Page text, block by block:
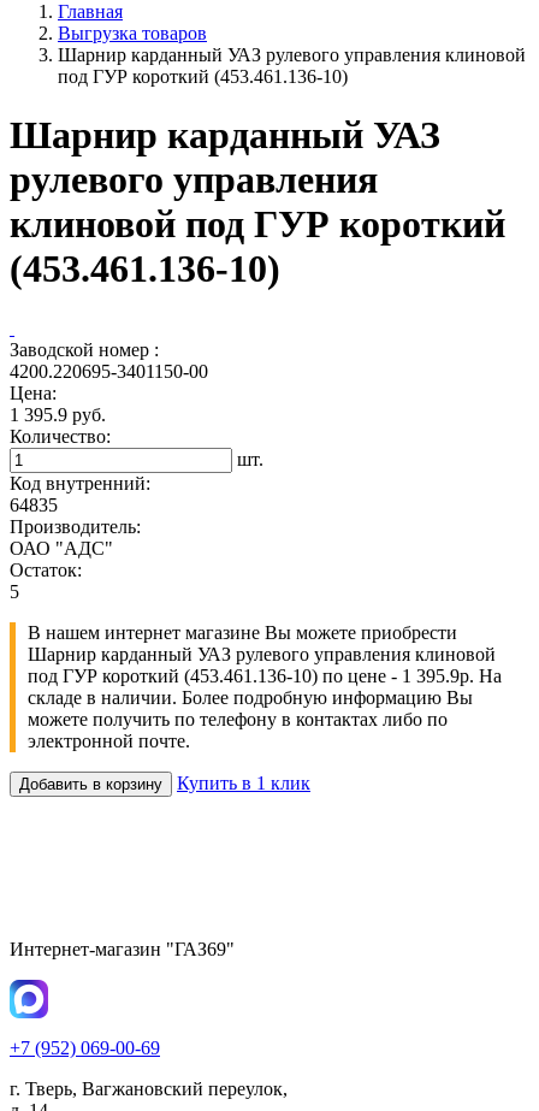
Главная
Выгрузка товаров
Шарнир карданный УАЗ рулевого управления клиновой
под ГУР короткий (453.461.136-10)
Шарнир карданный УАЗ
рулевого управления
клиновой под ГУР короткий
(453.461.136-10)
Заводской номер :
4200.220695-3401150-00
Цена:
1 395.9 руб.
Количество:
шт.
Код внутренний:
64835
Производитель:
ОАО "АДС"
Остаток:
5
В нашем интернет магазине Вы можете приобрести
Шарнир карданный УАЗ рулевого управления клиновой
под ГУР короткий (453.461.136-10) по цене - 1 395.9р. На
складе в наличии. Более подробную информацию Вы
можете получить по телефону в контактах либо по
электронной почте.
Добавить в корзину Купить в 1 клик
Интернет-магазин "ГАЗ69"
+7 (952) 069-00-69
г. Тверь, Вагжановский переулок,